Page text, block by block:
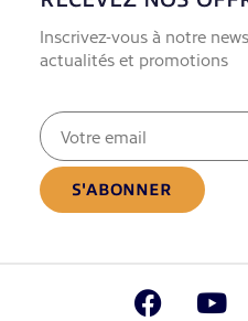
Inscrivez-vous à notre
actualités et promotions
E-
mail
(Nécessaire)